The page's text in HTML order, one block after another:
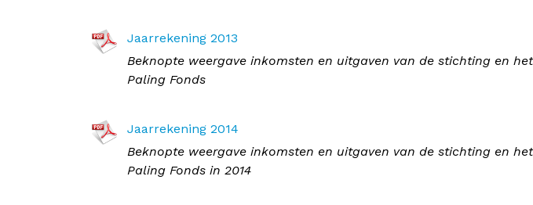
Jaarrekening 2013
Beknopte weergave inkomsten en uitgaven van de stichting en
Paling Fonds
Jaarrekening 2014
Beknopte weergave inkomsten en uitgaven van de stichting en
Paling Fonds in 2014